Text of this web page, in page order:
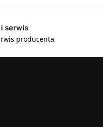
serwis
producenta